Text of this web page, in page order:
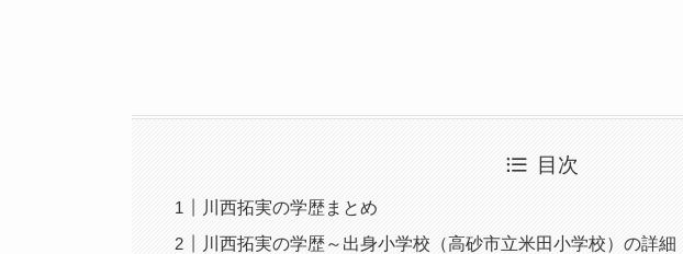
目次
川西拓実の学歴まとめ
川西拓実の学歴～出身小学校（高砂市立米田小学校）の詳細